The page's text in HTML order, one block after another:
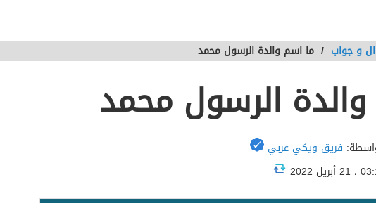
و جواب / ما اسم والدة الرسول محمد
الرسول محمد
فريق ويكي عربي